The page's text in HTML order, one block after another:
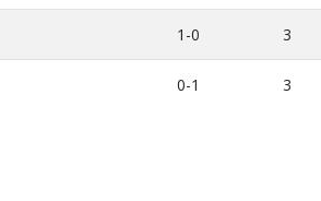
1-0 3
0-1 3